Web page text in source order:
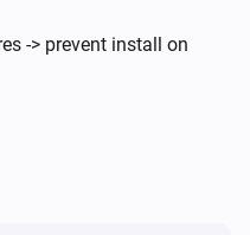
-> prevent install on